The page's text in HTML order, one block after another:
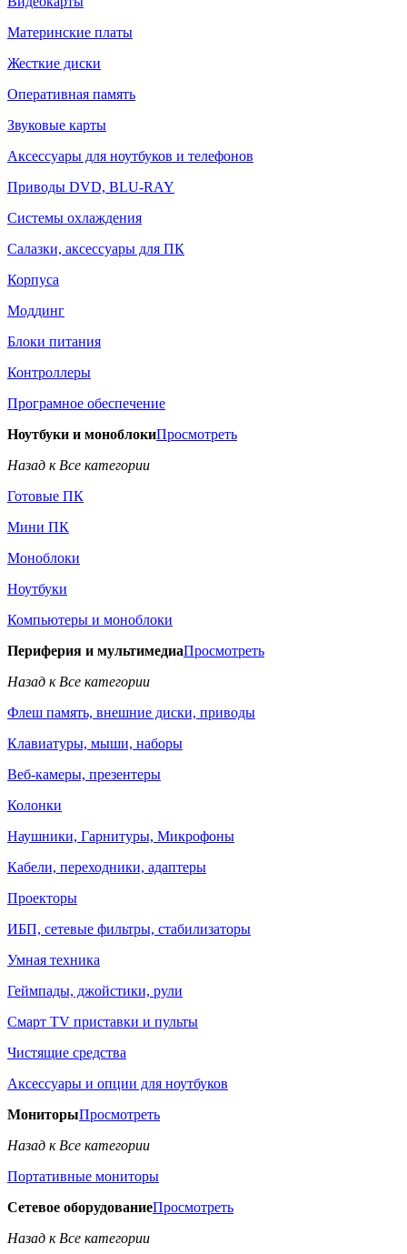
Материнские платы
Жесткие диски
Оперативная память
Звуковые карты
Аксессуары для ноутбуков и телефонов
Приводы DVD, BLU-RAY
Системы охлаждения
Салазки, аксессуары для ПК
Корпуса
Моддинг
Блоки питания
Контроллеры
Програмное обеспечение
Ноутбуки и моноблокиПросмотреть
Назад к Все категории
Готовые ПК
Мини ПК
Моноблоки
Ноутбуки
Компьютеры и моноблоки
Периферия и мультимедиаПросмотреть
Назад к Все категории
Флеш память, внешние диски, приводы
Клавиатуры, мыши, наборы
Веб-камеры, презентеры
Колонки
Наушники, Гарнитуры, Микрофоны
Кабели, переходники, адаптеры
Проекторы
ИБП, сетевые фильтры, стабилизаторы
Умная техника
Геймпады, джойстики, рули
Смарт TV приставки и пульты
Чистящие средства
Аксессуары и опции для ноутбуков
МониторыПросмотреть
Назад к Все категории
Портативные мониторы
Сетевое оборудованиеПросмотреть
Назад к Все категории